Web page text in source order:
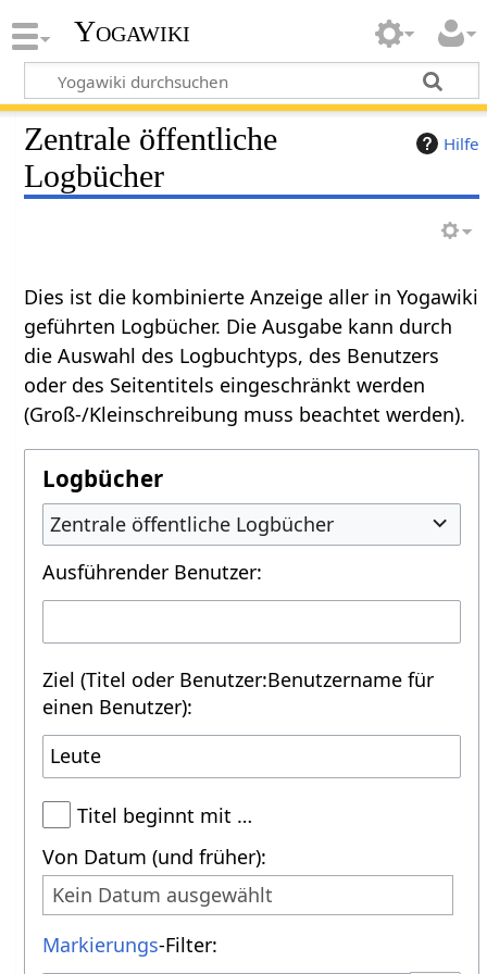
Yogawiki
Hilfe
Zentrale öffentliche
Logbücher
Dies ist die kombinierte Anzeige aller in Yogawiki
geführten Logbücher. Die Ausgabe kann durch
die Auswahl des Logbuchtyps, des Benutzers
oder des Seitentitels eingeschränkt werden
(Groß-/Kleinschreibung muss beachtet werden).
Logbücher
Zentrale öffentliche Logbücher
Ausführender Benutzer:
Ziel (Titel oder Benutzer:Benutzername für
einen Benutzer):
Titel beginnt mit …
Von Datum (und früher):
Kein Datum ausgewählt
Markierungs-Filter: